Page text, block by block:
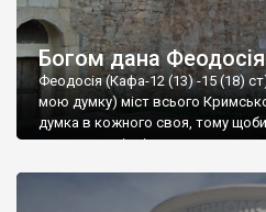
Богом дана
Феодосія (Кафа-12 (13) -15 (18)
мою думку) міст всього
думка в кожного своя, тому щоби
запрошую відвідати це